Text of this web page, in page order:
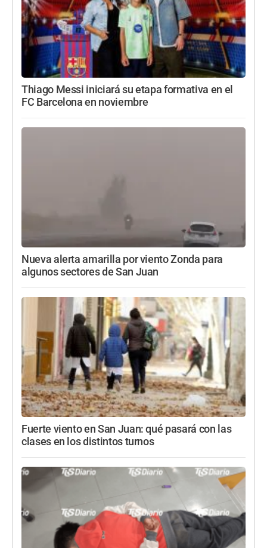
Thiago Messi iniciará su etapa formativa en el
FC Barcelona en noviembre
Nueva alerta amarilla por viento Zonda para
algunos sectores de San Juan
Fuerte viento en San Juan: qué pasará con las
clases en los distintos turnos